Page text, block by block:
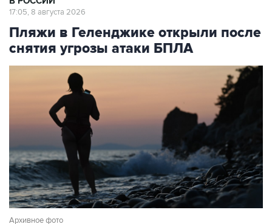
17:05, 8 августа 2026
Пляжи в Геленджике открыли после
снятия угрозы атаки БПЛА
Архивное фото